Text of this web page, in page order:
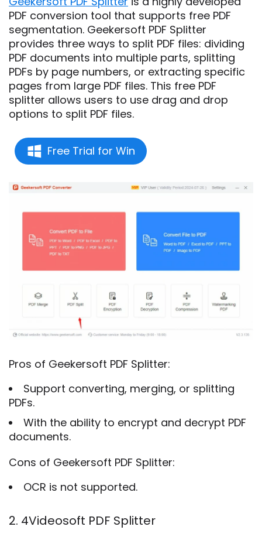
PDF conversion tool that supports free PDF
segmentation. Geekersoft PDF Splitter
provides three ways to split PDF files: dividing
PDF documents into multiple parts, splitting
PDFs by page numbers, or extracting specific
pages from large PDF files. This free PDF
splitter allows users to use drag and drop
options to split PDF files.
Free Trial for Win
Pros of Geekersoft PDF Splitter:
Support converting, merging, or splitting
PDFs.
With the ability to encrypt and decrypt PDF
documents.
Cons of Geekersoft PDF Splitter:
OCR is not supported.
2. 4Videosoft PDF Splitter